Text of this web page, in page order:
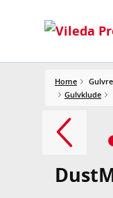
Home
Gulvklude